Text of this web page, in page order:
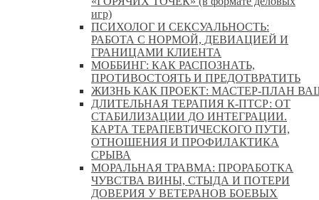
игр)
ПСИХОЛОГ И СЕКСУАЛЬНОСТЬ:
РАБОТА С НОРМОЙ, ДЕВИАЦИЕЙ И
ГРАНИЦАМИ КЛИЕНТА
МОББИНГ: КАК РАСПОЗНАТЬ,
ПРОТИВОСТОЯТЬ И ПРЕДОТВРАТИТЬ
ЖИЗНЬ КАК ПРОЕКТ: МАСТЕР‑ПЛАН
ДЛИТЕЛЬНАЯ ТЕРАПИЯ К-ПТСР: ОТ
СТАБИЛИЗАЦИИ ДО ИНТЕГРАЦИИ.
КАРТА ТЕРАПЕВТИЧЕСКОГО ПУТИ,
ОТНОШЕНИЯ И ПРОФИЛАКТИКА
СРЫВА
МОРАЛЬНАЯ ТРАВМА: ПРОРАБОТКА
ЧУВСТВА ВИНЫ, СТЫДА И ПОТЕРИ
ДОВЕРИЯ У ВЕТЕРАНОВ БОЕВЫХ